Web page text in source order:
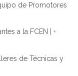
de Promotores
a la FCEN | +
de Técnicas y